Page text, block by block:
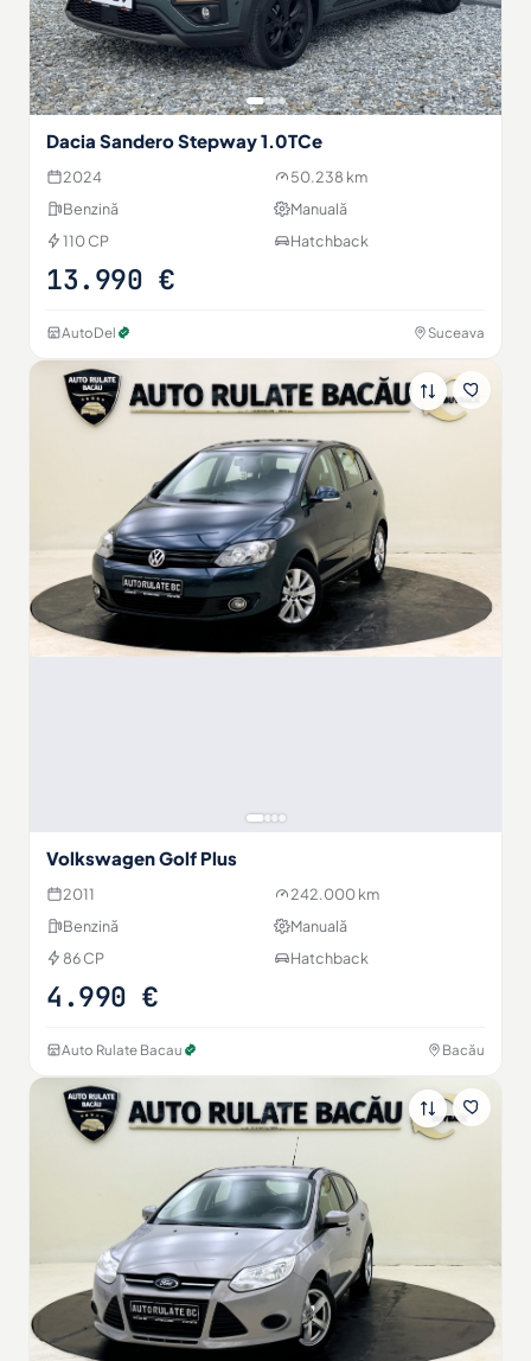
Dacia Sandero Stepway 1.0TCe
2024
50.238 km
Benzină
Manuală
110 CP
Hatchback
13.990 €
AutoDel Suceava
Volkswagen Golf Plus
2011
242.000 km
Benzină
Manuală
86 CP
Hatchback
4.990 €
Auto Rulate Bacau Bacău